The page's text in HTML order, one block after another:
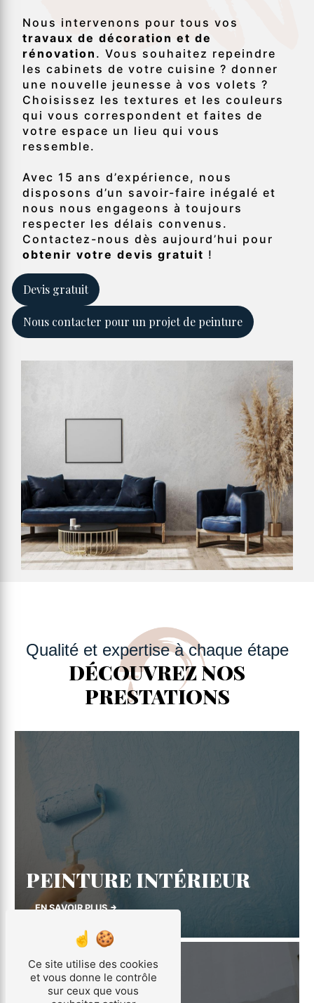
Nous intervenons pour tous vos
travaux de décoration et de
rénovation . Vous souhaitez repeindre
les cabinets de votre cuisine ? donner
une nouvelle jeunesse à vos volets ?
Choisissez les textures et les couleurs
qui vous correspondent et faites de
votre espace un lieu qui vous
ressemble.
Avec 15 ans d’expérience, nous
disposons d’un savoir-faire inégalé et
nous nous engageons à toujours
respecter les délais convenus.
Contactez-nous dès aujourd’hui pour
obtenir votre devis gratuit !
Devis gratuit
Nous contacter pour un projet de peinture
Qualité et expertise à chaque étape
DÉCOUVREZ NOS
PRESTATIONS
PEINTURE INTÉRIEUR
EN SAVOIR PLUS
Ce site utilise des cookies
et vous donne le contrôle
sur ceux que vous